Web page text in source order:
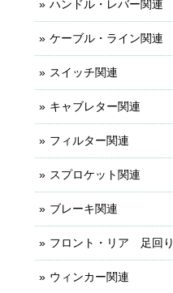
ハンドル・レバー関連
ケーブル・ライン関連
スイッチ関連
キャブレター関連
フィルター関連
スプロケット関連
ブレーキ関連
フロント・リア 足回り
ウィンカー関連